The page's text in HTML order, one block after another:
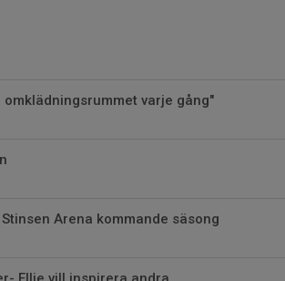
varje gång"
Arena kommande säsong